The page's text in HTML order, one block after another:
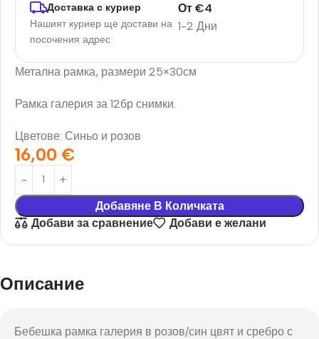
Доставка с куриер
Нашият куриер ще достави на
посочения адрес
1-2 Дни
От€4
Метална рамка, размери 25×30см
Рамка галерия за 12бр снимки.
Цветове: Синьо и розов
16,00 €
Добавяне В Количката
Добави за сравнение
Добави е желани
Описание
Бебешка рамка галерия в розов/син цвят и сребро с